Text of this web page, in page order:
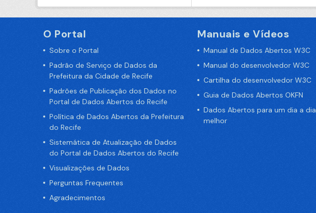
O Portal
Sobre o Portal
Padrão de Serviço de Dados da
Prefeitura da Cidade de Recife
Padrões de Publicação dos Dados no
Portal de Dados Abertos do Recife
Política de Dados Abertos da Prefeitura
do Recife
Sistemática de Atualização de Dados
do Portal de Dados Abertos do Recife
Visualizações de Dados
Perguntas Frequentes
Agradecimentos
Manuais e Vídeos
Manual de Dados Abertos W3C
Manual do desenvolvedor W3C
Cartilha do desenvolvedor W3C
Guia de Dados Abertos OKFN
Dados Abertos para um dia a dia
melhor